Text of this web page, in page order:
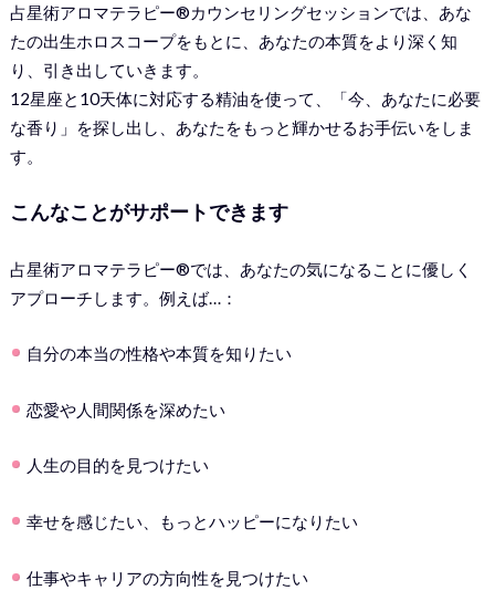
占星術アロマテラピー®︎カウンセリングセッションでは、あな
たの出生ホロスコープをもとに、あなたの本質をより深く知
り、引き出していきます。
12星座と10天体に対応する精油を使って、「今、あなたに必要
な香り」を探し出し、あなたをもっと輝かせるお手伝いをしま
す。
こんなことがサポートできます
占星術アロマテラピー®︎では、あなたの気になることに優しく
アプローチします。例えば…：
自分の本当の性格や本質を知りたい
恋愛や人間関係を深めたい
人生の目的を見つけたい
幸せを感じたい、もっとハッピーになりたい
仕事やキャリアの方向性を見つけたい